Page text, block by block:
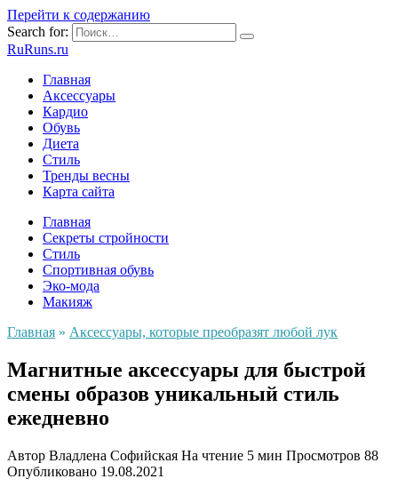
Перейти к содержанию
Search for:
RuRuns.ru
Главная
Аксессуары
Кардио
Обувь
Диета
Стиль
Тренды весны
Карта сайта
Главная
Секреты стройности
Стиль
Спортивная обувь
Эко-мода
Макияж
Главная » Аксессуары, которые преобразят любой лук
Магнитные аксессуары для быстрой
смены образов уникальный стиль
ежедневно
Автор Владлена Софийская На чтение 5 мин Просмотров 88
Опубликовано 19.08.2021